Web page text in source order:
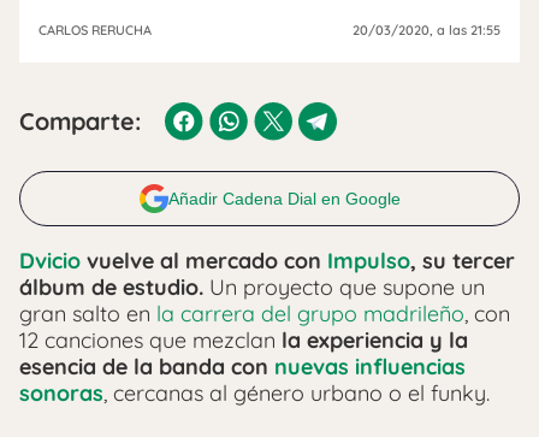
CARLOS RERUCHA 20/03/2020 , a las 21:55
Comparte:
Añadir Cadena Dial en Google
Dvicio vuelve al mercado con Impulso, su tercer
álbum de estudio. Un proyecto que supone un
gran salto en la carrera del grupo madrileño, con
12 canciones que mezclan la experiencia y la
esencia de la banda con nuevas influencias
sonoras, cercanas al género urbano o el funky.